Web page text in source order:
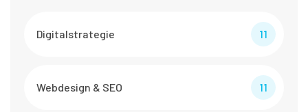
Digitalstrategie 11
Webdesign & SEO 11